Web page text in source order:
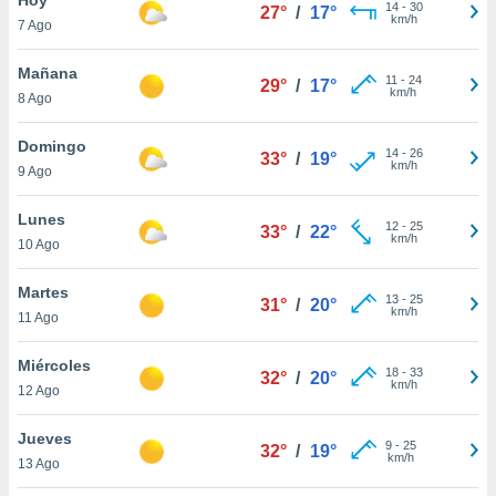
en
más
nuestra
de
cookies
aceptar
7 Ago
27° / 17° 14- 30
km/h
Mañana
8 Ago
29° / 17° 11 - 24
km/h
Domingo
9 Ago
33° / 19° 14- 26
km/h
Lunes
10 Ago
33° / 22° 12- 25
km/h
Martes
11 Ago
31° / 20° 13- 25
km/h
Miércoles
12 Ago
32° / 20° 18- 33
km/h
Jueves
13 Ago
32° / 19° 9- 25
km/h